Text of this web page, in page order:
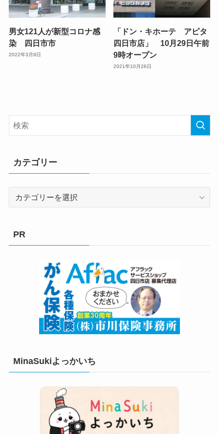
男女121人が新型コロナ感
染 四日市市
2022年3月9日
「ドン・キホーテ アピタ
四日市店」 10月29日午前
9時オープン
2021年10月26日
カテゴリー
PR
MinaSukiよっかいち